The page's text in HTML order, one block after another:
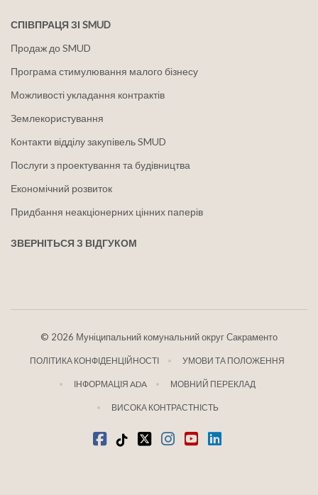
СПІВПРАЦЯ ЗІ SMUD
Продаж до SMUD
Програма стимулювання малого бізнесу
Можливості укладання контрактів
Землекористування
Контакти відділу закупівель SMUD
Послуги з проектування та будівництва
Економічний розвиток
Придбання неакціонерних цінних паперів
ЗВЕРНІТЬСЯ З ВІДГУКОМ
© 2026 Муніципальний комунальний округ Сакраменто
ПОЛІТИКА КОНФІДЕНЦІЙНОСТІ УМОВИ ТА ПОЛОЖЕННЯ
ІНФОРМАЦІЯ ADA МОВНИЙ ПЕРЕКЛАД
ВИСОКА КОНТРАСТНІСТЬ
Facebook
TiktokтвіттерInstagram
youtubeLinkedIn